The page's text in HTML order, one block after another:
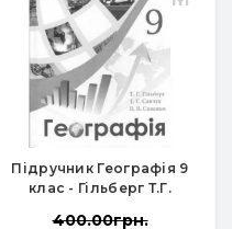
Підручник Географія 9
клас - Гільберг Т.Г.
400.00грн.